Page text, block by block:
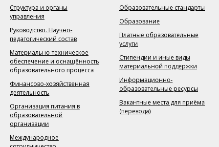
Структура и органы
управления
Руководство. Научно-
педагогический состав
Материально-техническое
обеспечение и оснащённость
образовательного процесса
Финансово-хозяйственная
деятельность
Организация питания в
образовательной
организации
Международное
Образовательные стандарты
Образование
Платные образовательные
услуги
Стипендии и иные виды
материальной поддержки
Информационно-
образовательные ресурсы
Вакантные места для приёма
(перевода)